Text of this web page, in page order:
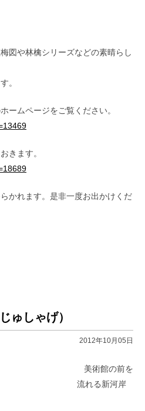
図や林檎シリーズなどの素晴らし
。
ームページをご覧ください。
きます。
かれます。是非一度お出かけくだ
ゅしゃげ）
2012年10月05日
美術館の前を
流れる新河岸